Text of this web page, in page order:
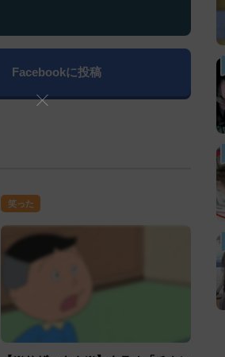
Facebookに投稿
笑った